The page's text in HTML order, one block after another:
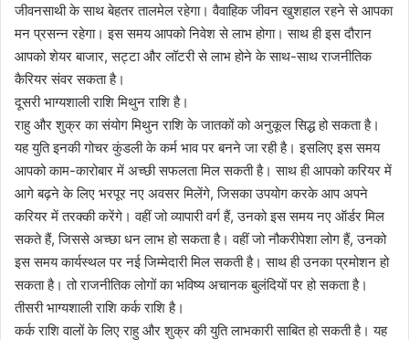
जीवनसाथी के साथ बेहतर तालमेल रहेगा। वैवाहिक जीवन खुशहाल रहने से आपका
मन प्रसन्न रहेगा। इस समय आपको निवेश से लाभ होगा। साथ ही इस दौरान
आपको शेयर बाजार, सट्टा और लॉटरी से लाभ होने के साथ-साथ राजनीतिक
कैरियर संवर सकता है।
दूसरी भाग्यशाली राशि मिथुन राशि है।
राहु और शुक्र का संयोग मिथुन राशि के जातकों को अनुकूल सिद्ध हो सकता है।
यह युति इनकी गोचर कुंडली के कर्म भाव पर बनने जा रही है। इसलिए इस समय
आपको काम-कारोबार में अच्छी सफलता मिल सकती है। साथ ही आपको करियर में
आगे बढ़ने के लिए भरपूर नए अवसर मिलेंगे, जिसका उपयोग करके आप अपने
करियर में तरक्की करेंगे। वहीं जो व्यापारी वर्ग हैं, उनको इस समय नए ऑर्डर मिल
सकते हैं, जिससे अच्छा धन लाभ हो सकता है। वहीं जो नौकरीपेशा लोग हैं, उनको
इस समय कार्यस्थल पर नई जिम्मेदारी मिल सकती है। साथ ही उनका प्रमोशन हो
सकता है। तो राजनीतिक लोगों का भविष्य अचानक बुलंदियों पर हो सकता है।
तीसरी भाग्यशाली राशि कर्क राशि है।
कर्क राशि वालों के लिए राहु और शुक्र की युति लाभकारी साबित हो सकती है। यह